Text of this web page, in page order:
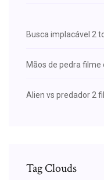
Busca implacável 2
Mãos de pedra filme
Alien vs predador 2
Tag Clouds